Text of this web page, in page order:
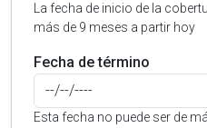
La fecha de inicio de la
más de 9 meses a partir hoy
Fecha de término
Esta fecha no puede ser de